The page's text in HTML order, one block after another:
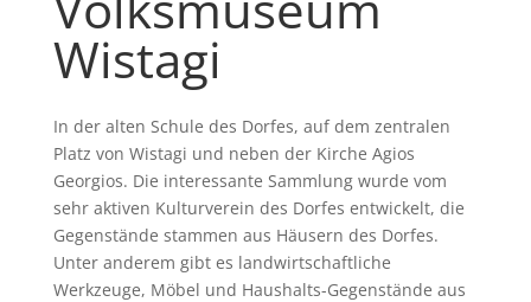
Wistagi
In der alten Schule des Dorfes, auf dem zentralen
Platz von Wistagi und neben der Kirche Agios
Georgios. Die interessante Sammlung wurde vom
sehr aktiven Kulturverein des Dorfes entwickelt, die
Gegenstände stammen aus Häusern des Dorfes.
Unter anderem gibt es landwirtschaftliche
Werkzeuge, Möbel und Haushalts-Gegenstände aus